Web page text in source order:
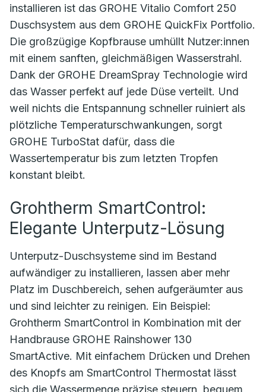
installieren ist das GROHE Vitalio Comfort 250
Duschsystem aus dem GROHE QuickFix Portfolio.
Die großzügige Kopfbrause umhüllt Nutzer:innen
mit einem sanften, gleichmäßigen Wasserstrahl.
Dank der GROHE DreamSpray Technologie wird
das Wasser perfekt auf jede Düse verteilt. Und
weil nichts die Entspannung schneller ruiniert als
plötzliche Temperaturschwankungen, sorgt
GROHE TurboStat dafür, dass die
Wassertemperatur bis zum letzten Tropfen
konstant bleibt.
Grohtherm SmartControl:
Elegante Unterputz-Lösung
Unterputz-Duschsysteme sind im Bestand
aufwändiger zu installieren, lassen aber mehr
Platz im Duschbereich, sehen aufgeräumter aus
und sind leichter zu reinigen. Ein Beispiel:
Grohtherm SmartControl in Kombination mit der
Handbrause GROHE Rainshower 130
SmartActive. Mit einfachem Drücken und Drehen
des Knopfs am SmartControl Thermostat lässt
sich die Wassermenge präzise steuern, bequem